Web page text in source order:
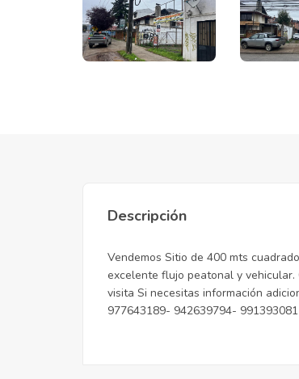
Descripción
Vendemos Sitio de 400 mts
excelente flujo peatonal y vehicular.
visita Si necesitas información
977643189- 942639794- 991393081